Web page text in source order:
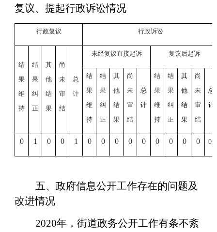
复议、提起行政诉讼情况
行政复议 行政诉讼
结
果
维
持
结
果
纠
正
其
他
结
果
尚
未
审
结
总
计
未经复议直接起诉 复议后起诉
结
果
维
持
结
果
纠
正
其
他
结
果
尚
未
审
结
总
计
结
果
维
持
结
果
纠
正
其
他
结
果
尚
未
审
结
总
计
0 1 0 0 1 0 0 0 0 0 0 0 0 0 0
五、政府信息公开工作存在的问题及
改进情况
2020年，街道政务公开工作有条不紊